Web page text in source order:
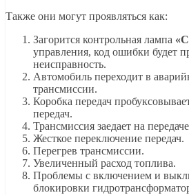
Также они могут проявляться как:
Загорится контрольная лампа
управления, код ошибки будет
неисправность.
Автомобиль переходит в
трансмиссии.
Коробка передач
передач.
Трансмиссия заедает на
Жесткое переключение передач.
Перегрев трансмиссии.
Увеличенный расход топлива.
Проблемы с включением и
блокировки